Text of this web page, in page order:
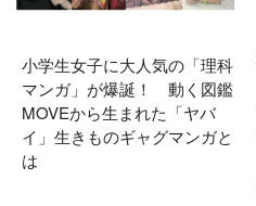
小学生女子に大人気の「理科
マンガ」が爆誕！ 動く図鑑
MOVEから生まれた「ヤバ
イ」生きものギャグマンガと
は